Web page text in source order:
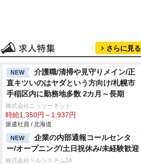
さらに見る
NEW
介護職/清掃や見守りメイン/正
直キツいのはヤダという方向け/札幌市
手稲区内に勤務地多数 2カ月～長期
株式会社ニッソーネット
時給1,350円～1,937円
派遣社員 / 北海道
NEW
企業の内部通報コールセンタ
ー/オープニング/土日祝休み/未経験歓迎
株式会社ベルシステム24